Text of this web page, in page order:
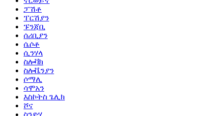
ፓሽቶ
ፐርሽያን
ፑንጃቢ
ሰሪቢያን
ሴሶቶ
ሲንሃላ
ስሎቫክ
ስሎቬንያን
ሶማሊ
ሳሞአን
እስኮትስ ጌሊክ
ሾና